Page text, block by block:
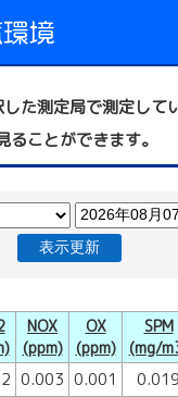
した測定局で測定して
ことができます。
表示更新
NOX
(ppm)
OX
(ppm)
SPM
(mg/
0.003 0.001 0.019